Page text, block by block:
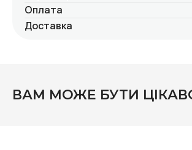
Оплата
Доставка
ВАМ МОЖЕ БУТИ